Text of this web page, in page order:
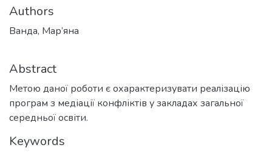
Authors
Ванда, Мар’яна
Abstract
Метою даної роботи є охарактеризувати реалізацію
програм з медіації конфліктів у закладах загальної
середньої освіти.
Keywords